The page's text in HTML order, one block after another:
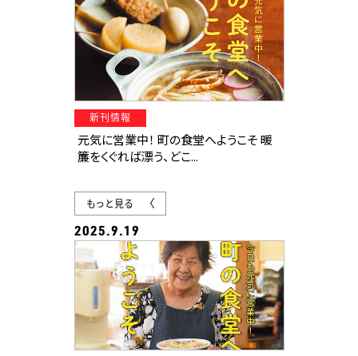
新刊情報
元気に営業中！ 町の食堂へようこそ 暖
簾をくぐれば漂う、どこ...
もっと見る
2025.9.19